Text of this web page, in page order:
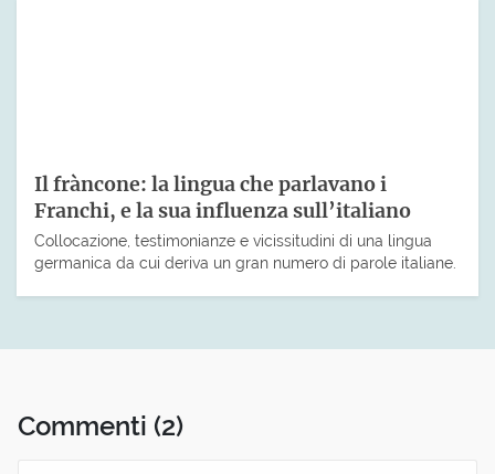
Il fràncone: la lingua che parlavano i
Franchi, e la sua influenza sull’italiano
Collocazione, testimonianze e vicissitudini di una lingua
germanica da cui deriva un gran numero di parole italiane.
Commenti (2)